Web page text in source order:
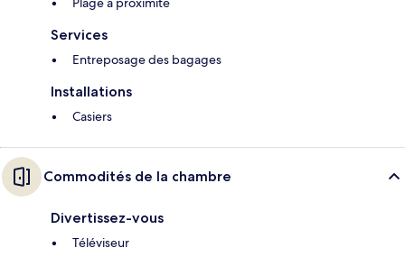
Services
Entreposage des bagages
Installations
Casiers
Commodités de la chambre
Divertissez-vous
Téléviseur